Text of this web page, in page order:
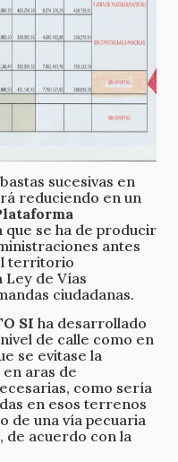
sucesivas en
reduciendo en un
que se ha de producir
antes
territorio
Ley de Vías
ciudadanas.
SI ha desarrollado
de calle como en
se evitase la
aras de
como sería
en esos terrenos
de una vía pecuaria
de acuerdo con la